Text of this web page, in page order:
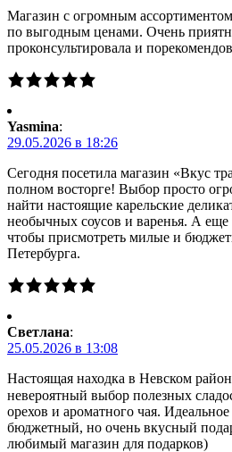
Магазин с огромным
по выгодным ценами. Очень
проконсультировала и
Yasmina:
29.05.2026 в 18:26
Сегодня посетила магазин «Вкус
полном восторге! Выбор просто
найти настоящие карельские
необычных соусов и варенья. А еще
чтобы присмотреть милые и
Петербурга.
Светлана:
25.05.2026 в 13:08
Настоящая находка в Невском
невероятный выбор полезных
орехов и ароматного чая.
бюджетный, но очень вкусный
любимый магазин для подарков)